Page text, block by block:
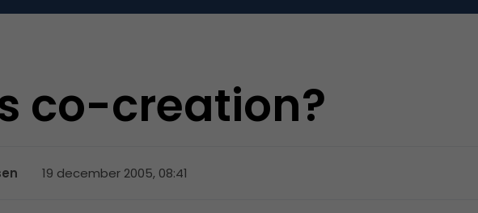
co-creation?
19 december 2005, 08:41